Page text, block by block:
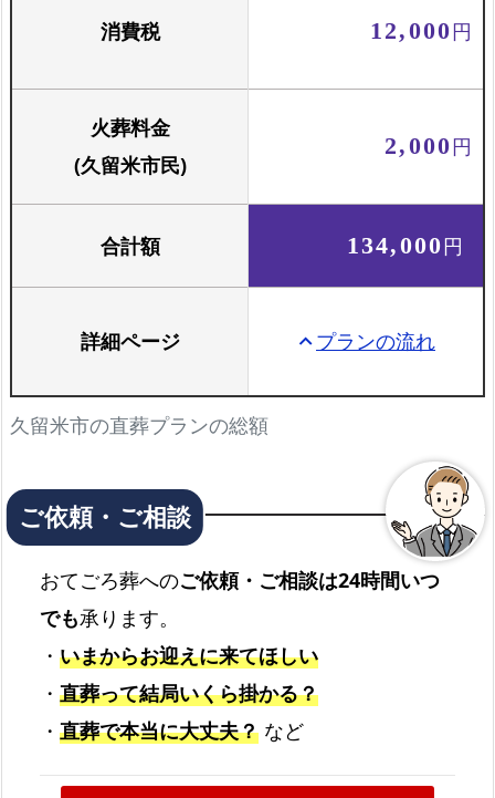
久留米市の直葬プランの総額
消費税 12,000円
火葬料金
(久留米市民)
2,000円
合計額 134,000円
詳細ページ keyboard_arrow_upプランの流れ
おてごろ葬へのご依頼・ご相談は24時間いつ
でも承ります。
・ いまからお迎えに来てほしい
・ 直葬って結局いくら掛かる？
・ 直葬で本当に大丈夫？など